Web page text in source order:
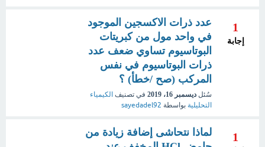
1
إجابة
عدد ذرات الاكسجين الموجود
في واحد مول من كبريتات
البوتاسيوم تساوي ضعف عدد
ذرات البوتاسيوم في نفس
المركب (صح /خطأ) ؟
سُئل ديسمبر 16، 2019 في تصنيف الكيمياء
التحليلية بواسطة sayedadel92
1
لماذا نتحاشى إضافة زيادة من